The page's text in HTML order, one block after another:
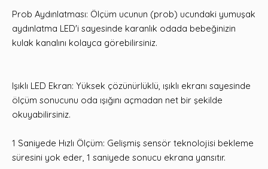
Prob Aydınlatması: Ölçüm ucunun (prob) ucundaki yumuşak
aydınlatma LED'i sayesinde karanlık odada bebeğinizin
kulak kanalını kolayca görebilirsiniz.
Işıklı LED Ekran: Yüksek çözünürlüklü, ışıklı ekranı sayesinde
ölçüm sonucunu oda ışığını açmadan net bir şekilde
okuyabilirsiniz.
1 Saniyede Hızlı Ölçüm: Gelişmiş sensör teknolojisi bekleme
süresini yok eder, 1 saniyede sonucu ekrana yansıtır.